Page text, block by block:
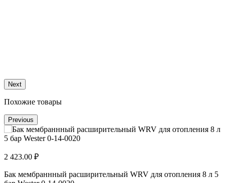
Next
Похожие товары
Previous
2 423.00 ₽
Бак мембраннный расширительный WRV для отопления 8 л 5